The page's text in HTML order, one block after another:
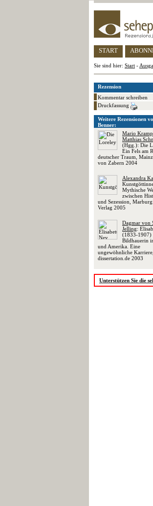
START
Sie sind hier: Start -
Rezension
Kommentar schreiben
Druckfassung
Weitere Rezensionen
Benner:
Mario Kramp
Matthias
(Hgg.): Die
Ein Fels am
deutscher Traum,
von Zabern 2004
Alexandra
Mythische
zwischen
und Sezession,
Verlag 2005
Dagmar von
Jelling:
(1833-1907)
Bildhauerin
und Amerika. Eine
ungewöhnliche
dissertation.de 2003
Unterstützen Sie die